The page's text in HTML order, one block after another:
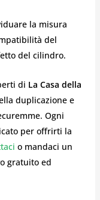
la misura
del
del cilindro.
di La Casa della
duplicazione e
Ogni
per offrirti la
o mandaci un
gratuito ed